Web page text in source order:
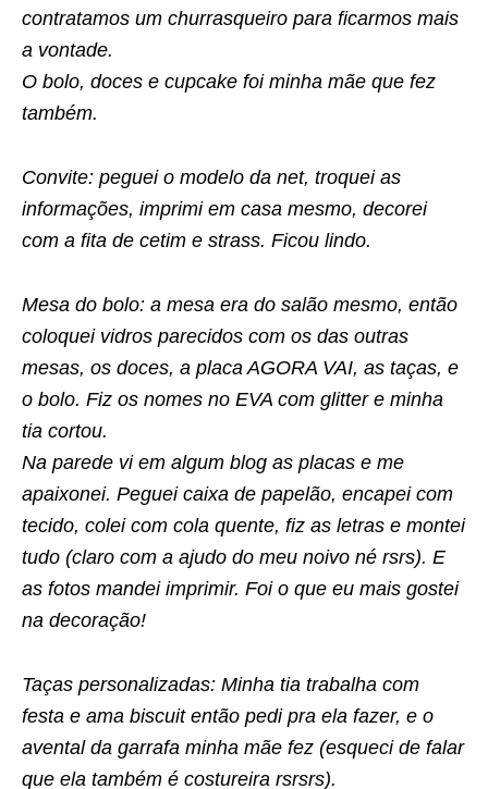
contratamos um churrasqueiro para ficarmos mais
a vontade.
O bolo, doces e cupcake foi minha mãe que fez
também.
Convite: peguei o modelo da net, troquei as
informações, imprimi em casa mesmo, decorei
com a fita de cetim e strass. Ficou lindo.
Mesa do bolo: a mesa era do salão mesmo, então
coloquei vidros parecidos com os das outras
mesas, os doces, a placa AGORA VAI, as taças, e
o bolo. Fiz os nomes no EVA com glitter e minha
tia cortou.
Na parede vi em algum blog as placas e me
apaixonei. Peguei caixa de papelão, encapei com
tecido, colei com cola quente, fiz as letras e montei
tudo (claro com a ajudo do meu noivo né rsrs). E
as fotos mandei imprimir. Foi o que eu mais gostei
na decoração!
Taças personalizadas: Minha tia trabalha com
festa e ama biscuit então pedi pra ela fazer, e o
avental da garrafa minha mãe fez (esqueci de falar
que ela também é costureira rsrsrs).